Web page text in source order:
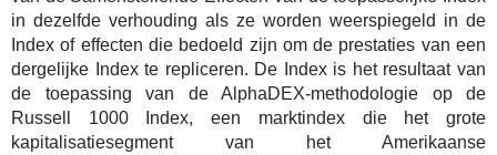
in dezelfde verhouding als ze worden weerspiegeld in de
Index of effecten die bedoeld zijn om de prestaties van een
dergelijke Index te repliceren. De Index is het resultaat van
de toepassing van de AlphaDEX-methodologie op de
Russell 1000 Index, een marktindex die het grote
kapitalisatiesegment van het Amerikaanse